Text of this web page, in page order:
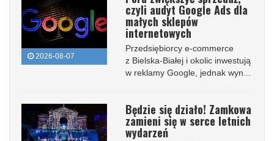
2026-08-07
czyli audyt Google Ads dla
małych sklepów
internetowych
Przedsiębiorcy e-commerce
z Bielska-Białej i okolic inwestują
w reklamy Google, jednak wyn...
Będzie się działo! Zamkowa
zamieni się w serce letnich
wydarzeń